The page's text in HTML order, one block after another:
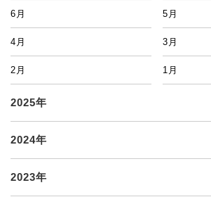
6月 5月
4月 3月
2月 1月
2025年
2024年
2023年